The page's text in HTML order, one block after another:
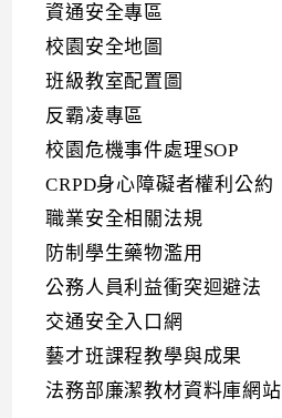
資通安全專區
校園安全地圖
班級教室配置圖
反霸凌專區
校園危機事件處理SOP
CRPD身心障礙者權利公約
職業安全相關法規
防制學生藥物濫用
公務人員利益衝突迴避法
交通安全入口網
藝才班課程教學與成果
法務部廉潔教材資料庫網站